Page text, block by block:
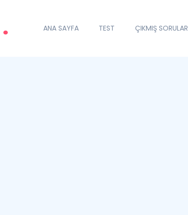
. ANA SAYFA TEST ÇIKMIŞ SORULAR